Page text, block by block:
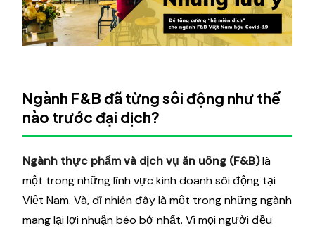
Ngành F&B đã từng sôi động như thế
nào trước đại dịch?
Ngành thực phẩm và dịch vụ ăn uống (F&B)là
một trong những lĩnh vực kinh doanh sôi động tại
Việt Nam. Và, dĩ nhiên đây là một trong những ngành
mang lại lợi nhuận béo bở nhất. Vì mọi người đều